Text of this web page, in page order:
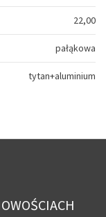
22,00
pałąkowa
tytan+aluminium